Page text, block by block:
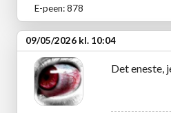
E-peen: 878
09/05/2026 kl. 10:04
Det eneste,